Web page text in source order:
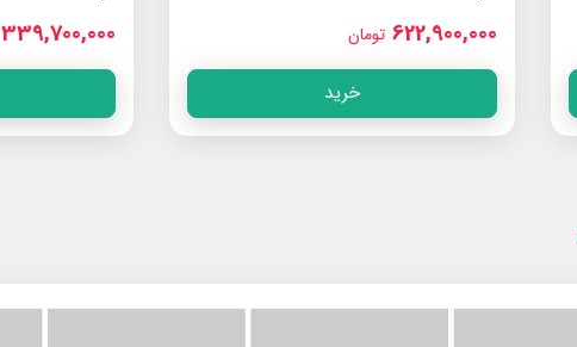
622,900,000 تومان
خرید
339,700,000